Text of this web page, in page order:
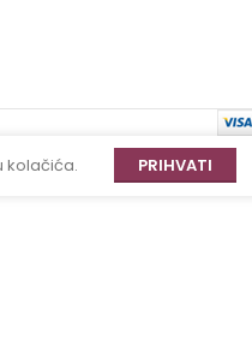
kolačića.
PRIHVATI